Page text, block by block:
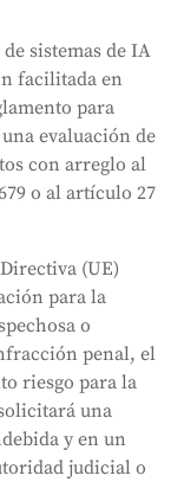
sistemas de IA
facilitada en
para
evaluación de
con arreglo al
o al artículo 27
(UE)
para la
o
penal, el
riesgo para la
una
y en un
judicial o